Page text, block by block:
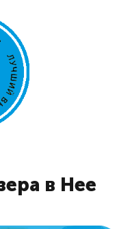
в Нее